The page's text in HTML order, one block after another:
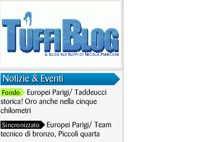
Notizie & Eventi
Fondo
Europei Parigi/ Taddeucci
storica! Oro anche nella cinque
chilometri
Sincronizzato
Europei Parigi/ Team
tecnico di bronzo, Piccoli quarta